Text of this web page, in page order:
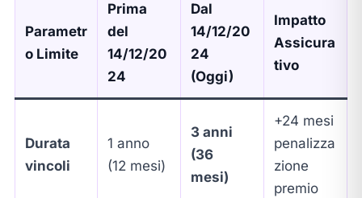
Parametr
o Limite
Prima
del
14/12/20
24
Dal
14/12/20
24
(Oggi)
Impatto
Assicura
tivo
Durata
vincoli
1 anno
(12 mesi)
3 anni
(36
mesi)
+24 mesi
penalizza
zione
premio